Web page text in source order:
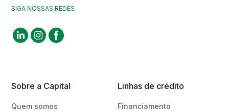
SIGA NOSSAS REDES
Sobre a Capital
Quem somos
Linhas de crédito
Financiamento